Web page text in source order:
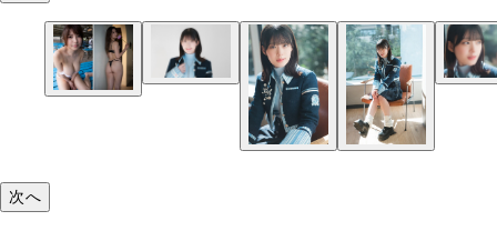
花井美理デジタル写真集『レジェンドの帰還』／
戸田れいデジタル写真集『甘い夢のように』／撮
中村静香デジタル写真集『会社の先輩とふたりっ
で』／撮影：岡本武志
次へ